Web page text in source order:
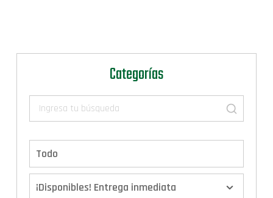
Categorías
Todo
¡Disponibles! Entrega inmediata